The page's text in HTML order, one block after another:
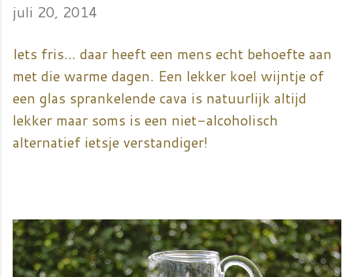
juli 20, 2014
Iets fris... daar heeft een mens echt behoefte aan
met die warme dagen. Een lekker koel wijntje of
een glas sprankelende cava is natuurlijk altijd
lekker maar soms is een niet-alcoholisch
alternatief ietsje verstandiger!